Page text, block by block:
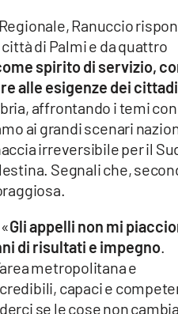
Ranuccio
di Palmi e da quattro
spirito di servizio,
alle esigenze dei
affrontando i temi con
ai grandi scenari
irreversibile per il
Segnali che,
Gli appelli non mi
di risultati e impegno.
metropolitana e
capaci e
se le cose non